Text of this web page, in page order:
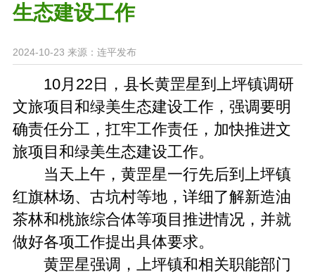
生态建设工作
2024-10-23 来源：连平发布
10月22日，县长黄罡星到上坪镇调研
文旅项目和绿美生态建设工作，强调要明
确责任分工，扛牢工作责任，加快推进文
旅项目和绿美生态建设工作。
当天上午，黄罡星一行先后到上坪镇
红旗林场、古坑村等地，详细了解新造油
茶林和桃旅综合体等项目推进情况，并就
做好各项工作提出具体要求。
黄罡星强调，上坪镇和相关职能部门